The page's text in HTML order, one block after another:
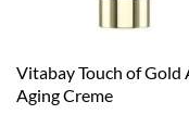
Vitabay Touch of Gold
Aging Creme